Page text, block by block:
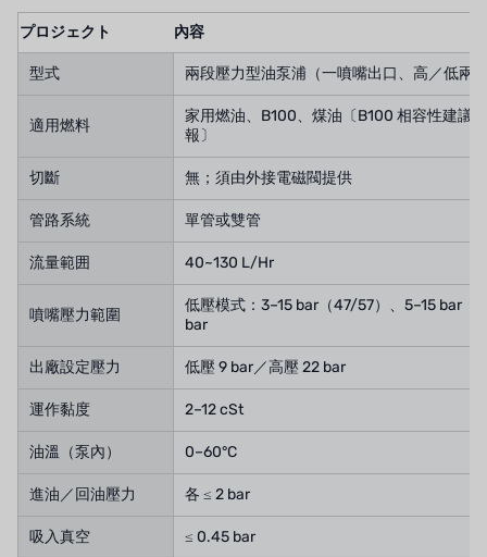
プロジェクト 內容
型式 兩段壓力型油泵浦（一噴嘴出口、高／低兩
適用燃料
家用燃油、B100、煤油〔B100 相容性建議
報〕
切斷 無；須由外接電磁閥提供
管路系統 單管或雙管
流量範囲 40~130 L/Hr
噴嘴壓力範圍
低壓模式：3–15 bar（47/57）、5–15 bar（
bar
出廠設定壓力 低壓 9 bar／高壓 22 bar
運作黏度 2–12 cSt
油溫（泵內） 0–60°C
進油／回油壓力 各 ≤ 2 bar
吸入真空 ≤ 0.45 bar